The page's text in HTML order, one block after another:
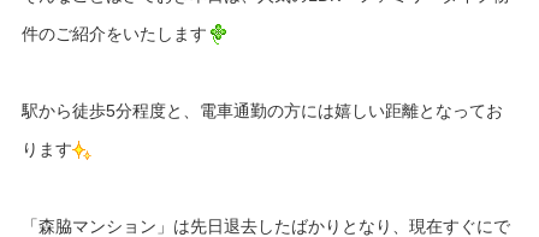
件のご紹介をいたします
駅から徒歩5分程度と、電車通勤の方には嬉しい距離となってお
ります
「森脇マンション」は先日退去したばかりとなり、現在すぐにで